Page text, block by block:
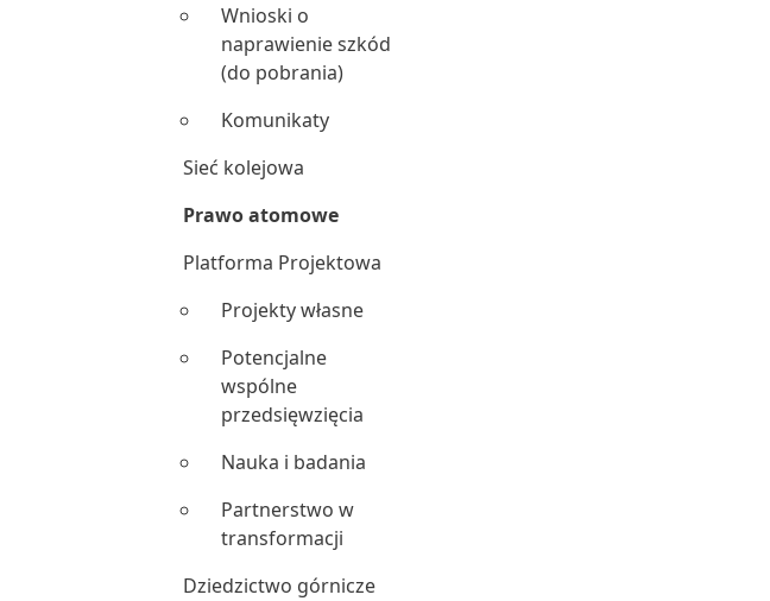
Wnioski o
naprawienie szkód
(do pobrania)
Komunikaty
Sieć kolejowa
Prawo atomowe
Platforma Projektowa
Projekty własne
Potencjalne
wspólne
przedsięwzięcia
Nauka i badania
Partnerstwo w
transformacji
Dziedzictwo górnicze